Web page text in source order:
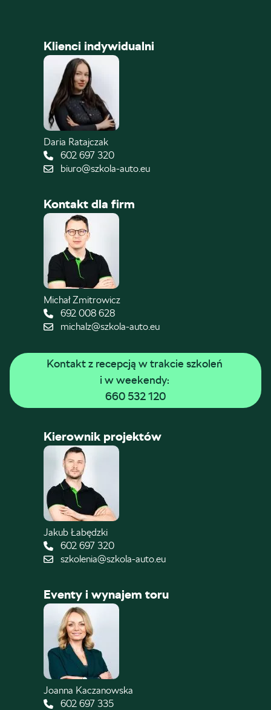
Klienci indywidualni
Daria Ratajczak
602 697 320
biuro@szkola-auto.eu
Kontakt dla firm
Michał Zmitrowicz
692 008 628
michalz@szkola-auto.eu
Kontakt z recepcją w trakcie szkoleń
i w weekendy:
660 532 120
Kierownik projektów
Jakub Łabędzki
602 697 320
szkolenia@szkola-auto.eu
Eventy i wynajem toru
Joanna Kaczanowska
602 697 335